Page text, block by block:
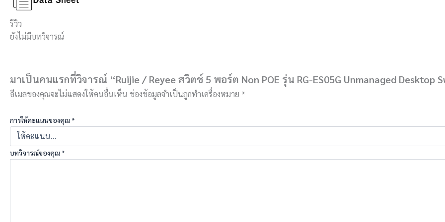
รีวิว
ยังไม่มีบทวิจารณ์
มาเป็นคนแรกที่วิจารณ์ “Ruijie / Reyee สวิตช์ 5 พอร์ต Non POE รุ่น RG-ES05G Unmanaged Desktop
อีเมลของคุณจะไม่แสดงให้คนอื่นเห็น ช่องข้อมูลจำเป็นถูกทำเครื่องหมาย *
การให้คะแนนของคุณ *
บทวิจารณ์ของคุณ *